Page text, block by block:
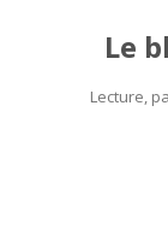
Le
Lecture,